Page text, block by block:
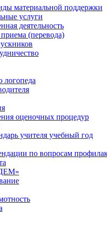
материальной поддержки
услуги
деятельность
(перевода)
логопеда
оценочных процедур
учителя учебный год
по вопросам